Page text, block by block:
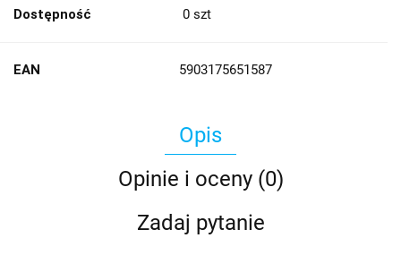
Dostępność 0 szt
EAN 5903175651587
Opis
Opinie i oceny (0)
Zadaj pytanie